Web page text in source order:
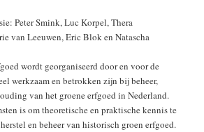
Peter Smink, Luc Korpel, Thera
van Leeuwen, Eric Blok en Natascha
wordt georganiseerd door en voor de
werkzaam en betrokken zijn bij beheer,
van het groene erfgoed in Nederland.
is om theoretische en praktische kennis te
en beheer van historisch groen erfgoed.